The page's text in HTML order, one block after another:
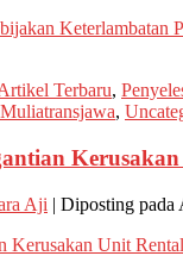
Keterlambatan
Terbaru,
,
Aji | Diposting pada
Kerusakan Unit Rental